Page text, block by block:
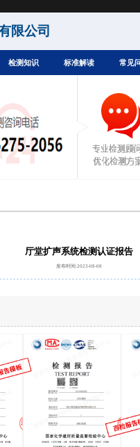
限公司
检测知识 标准解读 常见
厅堂扩声系统检测认证报告
发布时间:2023-08-08